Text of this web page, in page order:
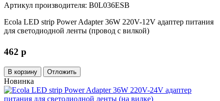
Артикул производителя: B0L036ESB
Ecola LED strip Power Adapter 36W 220V-12V адаптер питания
для светодиодной ленты (провод с вилкой)
462 p
В корзину Отложить
Новинка